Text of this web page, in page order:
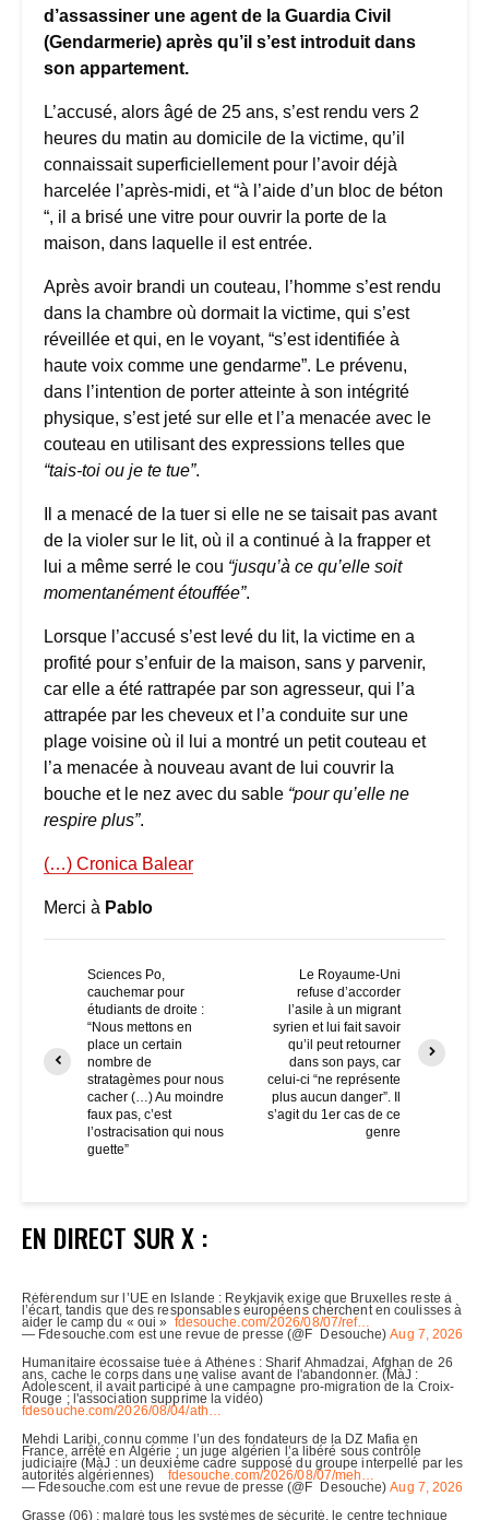
d’assassiner une agent de la Guardia Civil
(Gendarmerie) après qu’il s’est introduit dans
son appartement.
L’accusé, alors âgé de 25 ans, s’est rendu vers 2
heures du matin au domicile de la victime, qu’il
connaissait superficiellement pour l’avoir déjà
harcelée l’après-midi, et “à l’aide d’un bloc de béton
“, il a brisé une vitre pour ouvrir la porte de la
maison, dans laquelle il est entrée.
Après avoir brandi un couteau, l’homme s’est rendu
dans la chambre où dormait la victime, qui s’est
réveillée et qui, en le voyant, “s’est identifiée à
haute voix comme une gendarme”. Le prévenu,
dans l’intention de porter atteinte à son intégrité
physique, s’est jeté sur elle et l’a menacée avec le
couteau en utilisant des expressions telles que
“tais-toi ou je te tue”.
Il a menacé de la tuer si elle ne se taisait pas avant
de la violer sur le lit, où il a continué à la frapper et
lui a même serré le cou “jusqu’à ce qu’elle soit
momentanément étouffée”.
Lorsque l’accusé s’est levé du lit, la victime en a
profité pour s’enfuir de la maison, sans y parvenir,
car elle a été rattrapée par son agresseur, qui l’a
attrapée par les cheveux et l’a conduite sur une
plage voisine où il lui a montré un petit couteau et
l’a menacée à nouveau avant de lui couvrir la
bouche et le nez avec du sable “pour qu’elle ne
respire plus”.
(…) Cronica Balear
Merci à Pablo
Sciences Po,
cauchemar pour
étudiants de droite :
“Nous mettons en
place un certain
nombre de
stratagèmes pour nous
cacher (…) Au moindre
faux pas, c’est
l’ostracisation qui nous
guette”
Le Royaume-Uni
refuse d’accorder
l’asile à un migrant
syrien et lui fait savoir
qu’il peut retourner
dans son pays, car
celui-ci “ne représente
plus aucun danger”. Il
s’agit du 1er cas de ce
genre
EN DIRECT SUR X :